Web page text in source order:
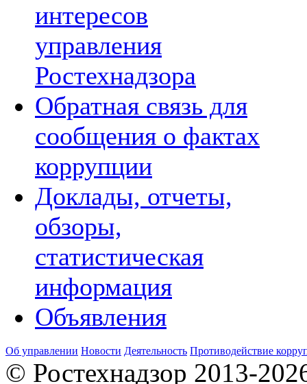
интересов
управления
Ростехнадзора
Обратная связь для
сообщения о фактах
коррупции
Доклады, отчеты,
обзоры,
статистическая
информация
Объявления
Об управлении Новости Деятельность Противодействие
© Ростехнадзор 2013-